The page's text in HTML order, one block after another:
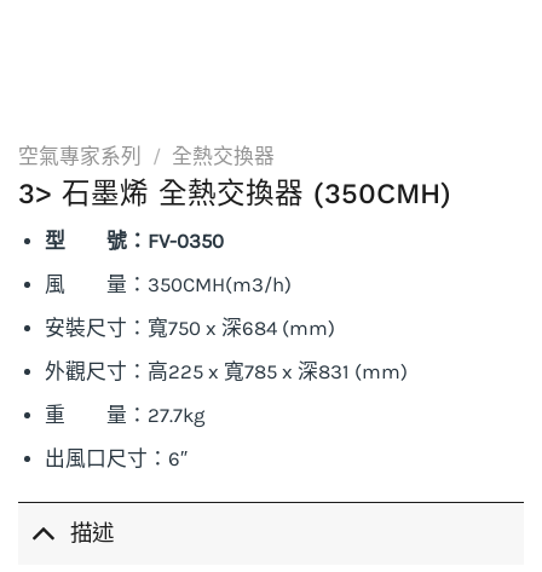
空氣專家系列 / 全熱交換器
3> 石墨烯 全熱交換器 (350CMH)
型 號：FV-0350
風 量：350CMH(m3/h)
安裝尺寸：寬750 x 深684 (mm)
外觀尺寸：高225 x 寬785 x 深831 (mm)
重 量：27.7kg
出風口尺寸：6″
描述